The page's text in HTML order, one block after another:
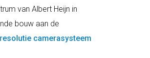
van Albert Heijn in
bouw aan de
camerasysteem